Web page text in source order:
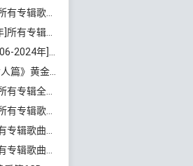
6.92GB]百度云网盘下载
11.62GB]百度云网盘下载
23.58GB]百度云网盘下载
4.09GB]百度云网盘下载
10.71GB]百度云网盘下载
10GB]百度云网盘下载
3.92GB]百度云网盘下载
百度云网盘下载